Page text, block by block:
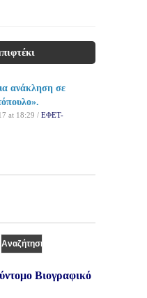
ανάκληση σε
at 18:29 / ΕΦΕΤ-
Βιογραφικό